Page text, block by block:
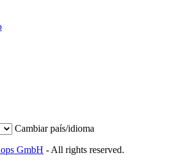
Cambiar país/idioma
GmbH - All rights reserved.